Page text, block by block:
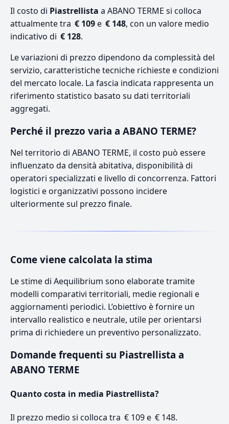
Il costo di Piastrellista a ABANO TERME si colloca
attualmente tra € 109e € 148, con un valore medio
indicativo di € 128.
Le variazioni di prezzo dipendono da complessità del
servizio, caratteristiche tecniche richieste e condizioni
del mercato locale. La fascia indicata rappresenta un
riferimento statistico basato su dati territoriali
aggregati.
Perché il prezzo varia a ABANO TERME?
Nel territorio di ABANO TERME, il costo può essere
influenzato da densità abitativa, disponibilità di
operatori specializzati e livello di concorrenza. Fattori
logistici e organizzativi possono incidere
ulteriormente sul prezzo finale.
Come viene calcolata la stima
Le stime di Aequilibrium sono elaborate tramite
modelli comparativi territoriali, medie regionali e
aggiornamenti periodici. L’obiettivo è fornire un
intervallo realistico e neutrale, utile per orientarsi
prima di richiedere un preventivo personalizzato.
Domande frequenti su Piastrellista a
ABANO TERME
Quanto costa in media Piastrellista?
Il prezzo medio si colloca tra € 109 e € 148.